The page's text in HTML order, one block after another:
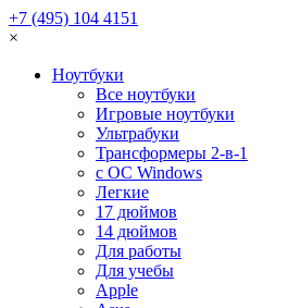
+7 (495) 104 4151
×
Ноутбуки
Все ноутбуки
Игровые ноутбуки
Ультрабуки
Трансформеры 2-в-1
с ОС Windows
Легкие
17 дюймов
14 дюймов
Для работы
Для учебы
Apple